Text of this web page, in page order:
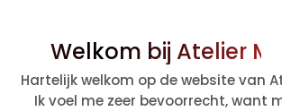
Welkom bij Atelier
Hartelijk welkom op de website van
Ik voel me zeer bevoorrecht, want